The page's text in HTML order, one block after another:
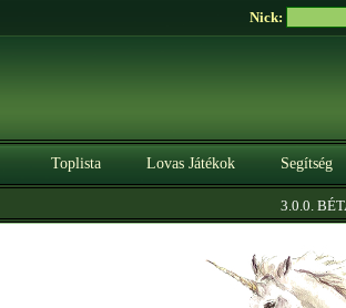
Nick:
Toplista Lovas Játékok Segítség
3.0.0. BÉTA|